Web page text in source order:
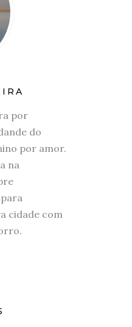
por
do
por amor.
na
cidade com